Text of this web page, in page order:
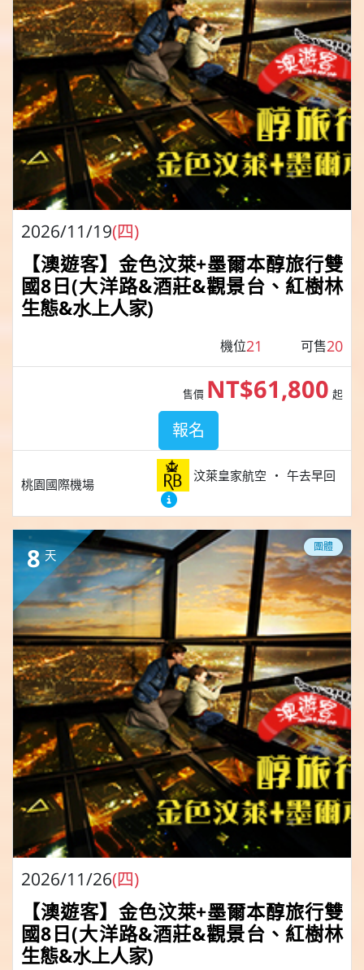
2026/11/19(四)
【澳遊客】金色汶萊+墨爾本醇旅行雙
國8日(大洋路&酒莊&觀景台、紅樹林
生態&水上人家)
機位21 可售20
桃園國際機場
汶萊皇家航空 午去早回
售價 NT$61,800 起
報名
8 天
團體
2026/11/26(四)
【澳遊客】金色汶萊+墨爾本醇旅行雙
國8日(大洋路&酒莊&觀景台、紅樹林
生態&水上人家)